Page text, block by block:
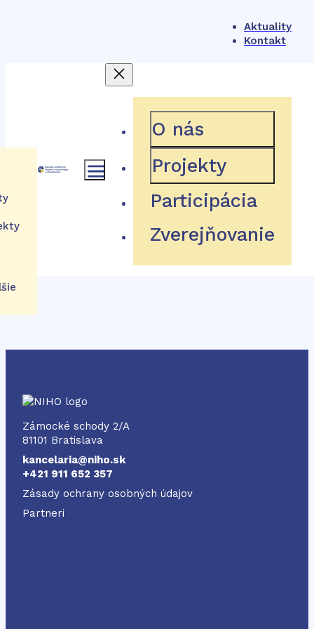
Aktuality
Kontakt
O nás
Projekty
Participácia
Zverejňovanie
404
Hľadaná stránka neexistuje
NIHO
Zámocké schody 2/A
81101 Bratislava
kancelaria@niho.sk
+421 911 652 357
Zásady ochrany osobných údajov
Partneri